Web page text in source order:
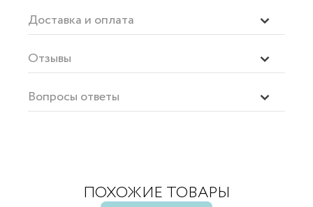
Доставка и оплата
Отзывы
Вопросы ответы
ПОХОЖИЕ ТОВАРЫ